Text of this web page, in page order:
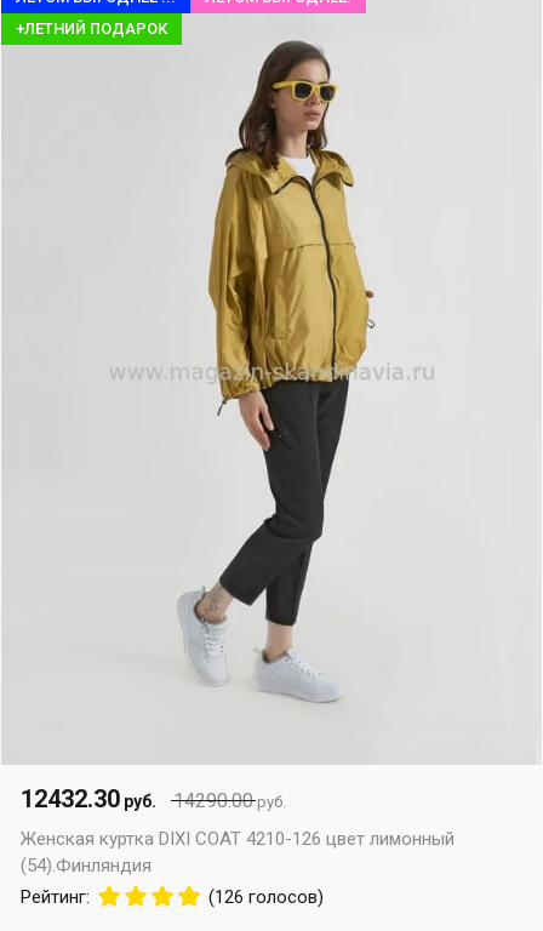
+ЛЕТНИЙ ПОДАРОК
Женская куртка DIXI COAT 4210-126 цвет лимонный
(54).Финляндия
Рейтинг:
(126 голосов)
14290.00руб.
12432.30 руб.